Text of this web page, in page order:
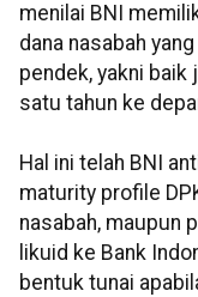
menilai BNI
dana nasabah
pendek, yakni baik
satu tahun ke
Hal ini telah BNI
maturity profile
nasabah, maupun
likuid ke Bank
bentuk tunai